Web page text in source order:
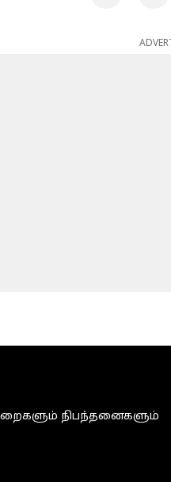
நிபந்தனைகளும்